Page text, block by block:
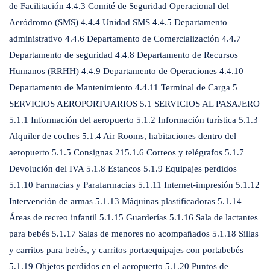
de Facilitación 4.4.3 Comité de Seguridad Operacional del
Aeródromo (SMS) 4.4.4 Unidad SMS 4.4.5 Departamento
administrativo 4.4.6 Departamento de Comercialización 4.4.7
Departamento de seguridad 4.4.8 Departamento de Recursos
Humanos (RRHH) 4.4.9 Departamento de Operaciones 4.4.10
Departamento de Mantenimiento 4.4.11 Terminal de Carga 5
SERVICIOS AEROPORTUARIOS 5.1 SERVICIOS AL PASAJERO
5.1.1 Información del aeropuerto 5.1.2 Información turística 5.1.3
Alquiler de coches 5.1.4 Air Rooms, habitaciones dentro del
aeropuerto 5.1.5 Consignas 215.1.6 Correos y telégrafos 5.1.7
Devolución del IVA 5.1.8 Estancos 5.1.9 Equipajes perdidos
5.1.10 Farmacias y Parafarmacias 5.1.11 Internet-impresión 5.1.12
Intervención de armas 5.1.13 Máquinas plastificadoras 5.1.14
Áreas de recreo infantil 5.1.15 Guarderías 5.1.16 Sala de lactantes
para bebés 5.1.17 Salas de menores no acompañados 5.1.18 Sillas
y carritos para bebés, y carritos portaequipajes con portabebés
5.1.19 Objetos perdidos en el aeropuerto 5.1.20 Puntos de